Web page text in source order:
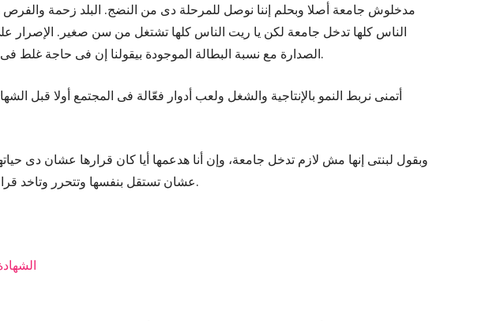
مدخلوش جامعة أصلا وبحلم إننا نوصل للمرحلة دى من النضج. البلد زحمة
الناس كلها تدخل جامعة لكن يا ريت الناس كلها تشتغل من سن صغير. الإصرار
الصدارة مع نسبة البطالة الموجودة بيقولنا إن فى حاجة غلط فى المعادلة من زمان.
أتمنى نربط النمو بالإنتاجية والشغل ولعب أدوار فعّالة فى المجتمع أولا قبل
وبقول لبنتى إنها مش لازم تدخل جامعة، وإن أنا هدعمها أيا كان قرارها عشان دى
عشان تستقل بنفسها وتتحرر وتاخد قراراتها بكل إستقلالية.